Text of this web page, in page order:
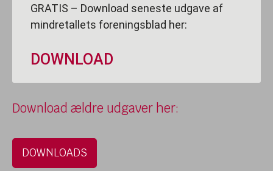
GRATIS – Download seneste udgave af
mindretallets foreningsblad her:
DOWNLOAD
Download ældre udgaver her:
DOWNLOADS